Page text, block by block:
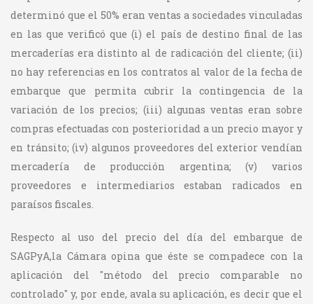
determinó que el 50% eran ventas a sociedades vinculadas
en las que verificó que (i) el país de destino final de las
mercaderías era distinto al de radicación del cliente; (ii)
no hay referencias en los contratos al valor de la fecha de
embarque que permita cubrir la contingencia de la
variación de los precios; (iii) algunas ventas eran sobre
compras efectuadas con posterioridad a un precio mayor y
en tránsito; (iv) algunos proveedores del exterior vendían
mercadería de producción argentina; (v) varios
proveedores e intermediarios estaban radicados en
paraísos fiscales.
Respecto al uso del precio del día del embarque de
SAGPyA,la Cámara opina que éste se compadece con la
aplicación del "método del precio comparable no
controlado" y, por ende, avala su aplicación, es decir que el